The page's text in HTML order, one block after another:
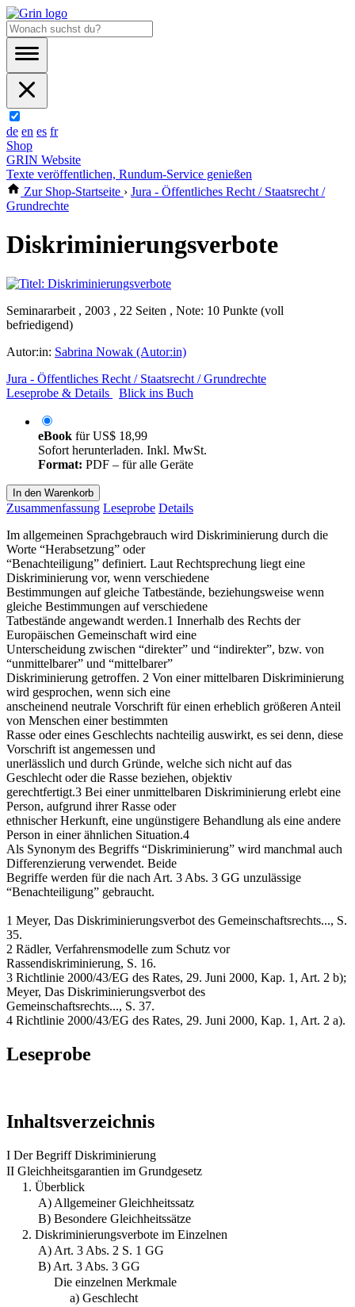
de en es fr
Shop
GRIN Website
Texte veröffentlichen, Rundum-Service genießen
Zur Shop-Startseite › Jura - Öffentliches Recht / Staatsrecht /
Grundrechte
Diskriminierungsverbote
Seminararbeit , 2003 , 22 Seiten , Note: 10 Punkte (voll
befriedigend)
Autor:in: Sabrina Nowak (Autor:in)
Jura - Öffentliches Recht / Staatsrecht / Grundrechte
Leseprobe & Details
Blick ins Buch
eBook fürUS$ 18,99
Sofort herunterladen. Inkl. MwSt.
Format: PDF – für alle Geräte
In den Warenkorb
Zusammenfassung Leseprobe Details
Im allgemeinen Sprachgebrauch wird Diskriminierung durch die
Worte “Herabsetzung” oder
“Benachteiligung” definiert. Laut Rechtsprechung liegt eine
Diskriminierung vor, wenn verschiedene
Bestimmungen auf gleiche Tatbestände, beziehungsweise wenn
gleiche Bestimmungen auf verschiedene
Tatbestände angewandt werden.1 Innerhalb des Rechts der
Europäischen Gemeinschaft wird eine
Unterscheidung zwischen “direkter” und “indirekter”, bzw. von
“unmittelbarer” und “mittelbarer”
Diskriminierung getroffen. 2 Von einer mittelbaren Diskriminierung
wird gesprochen, wenn sich eine
anscheinend neutrale Vorschrift für einen erheblich größeren Anteil
von Menschen einer bestimmten
Rasse oder eines Geschlechts nachteilig auswirkt, es sei denn, diese
Vorschrift ist angemessen und
unerlässlich und durch Gründe, welche sich nicht auf das
Geschlecht oder die Rasse beziehen, objektiv
gerechtfertigt.3 Bei einer unmittelbaren Diskriminierung erlebt eine
Person, aufgrund ihrer Rasse oder
ethnischer Herkunft, eine ungünstigere Behandlung als eine andere
Person in einer ähnlichen Situation.4
Als Synonym des Begriffs “Diskriminierung” wird manchmal auch
Differenzierung verwendet. Beide
Begriffe werden für die nach Art. 3 Abs. 3 GG unzulässige
“Benachteiligung” gebraucht.
1 Meyer, Das Diskriminierungsverbot des Gemeinschaftsrechts..., S.
35.
2 Rädler, Verfahrensmodelle zum Schutz vor
Rassendiskriminierung, S. 16.
3 Richtlinie 2000/43/EG des Rates, 29. Juni 2000, Kap. 1, Art. 2 b);
Meyer, Das Diskriminierungsverbot des
Gemeinschaftsrechts..., S. 37.
4 Richtlinie 2000/43/EG des Rates, 29. Juni 2000, Kap. 1, Art. 2 a).
Leseprobe
Inhaltsverzeichnis
I Der Begriff Diskriminierung
II Gleichheitsgarantien im Grundgesetz
1. Überblick
A) Allgemeiner Gleichheitssatz
B) Besondere Gleichheitssätze
2. Diskriminierungsverbote im Einzelnen
A) Art. 3 Abs. 2 S. 1 GG
B) Art. 3 Abs. 3 GG
Die einzelnen Merkmale
a) Geschlecht